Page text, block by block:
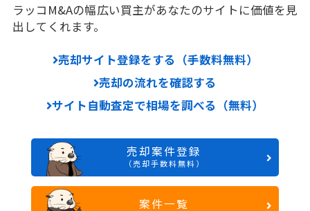
ラッコM&Aの幅広い買主があなたのサイトに価値を見
出してくれます。
売却サイト登録をする（手数料無料）
売却の流れを確認する
サイト自動査定で相場を調べる（無料）
売却案件登録
（売却手数料無料）
案件一覧